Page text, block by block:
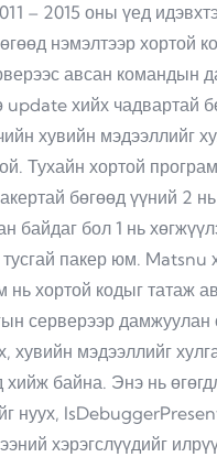
– 2015 оны үед
нэмэлтээр хортой
авсан командын
update хийх чадвартай
хувийн мэдээллийг
Тухайн хортой
бөгөөд үүний 2
байдаг бол 1 нь
тусгай пакер юм. Matsnu
нь хортой кодыг татаж
серверээр дамжуулан
хувийн мэдээллийг
хийж байна. Энэ нь
нуух,
хэрэгслүүдийг